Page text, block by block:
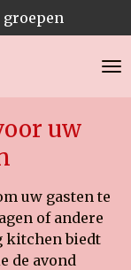
groepen
uw
uw gasten te
of andere
kitchen biedt
de avond